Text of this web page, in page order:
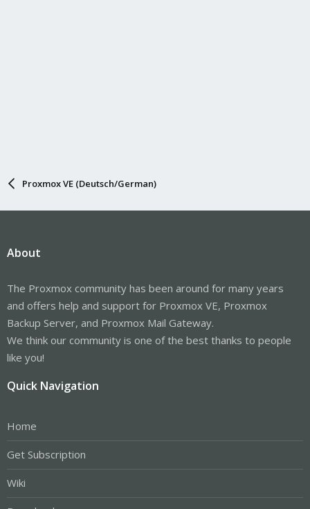
Proxmox VE (Deutsch/German)
About
The Proxmox community has been around for many years
and offers help and support for Proxmox VE, Proxmox
Backup Server, and Proxmox Mail Gateway.
We think our community is one of the best thanks to people
like you!
Quick Navigation
Home
Get Subscription
Wiki